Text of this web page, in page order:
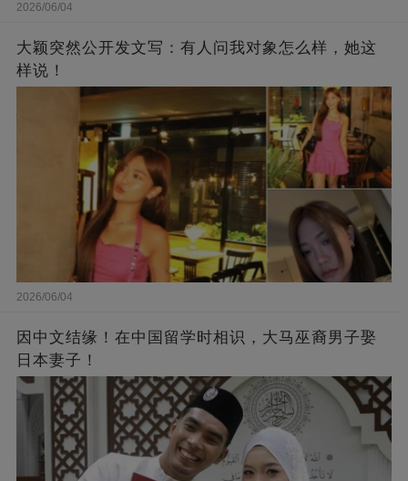
2026/06/04
大颖突然公开发文写：有人问我对象怎么样，她这
样说！
2026/06/04
因中文结缘！在中国留学时相识，大马巫裔男子娶
日本妻子！